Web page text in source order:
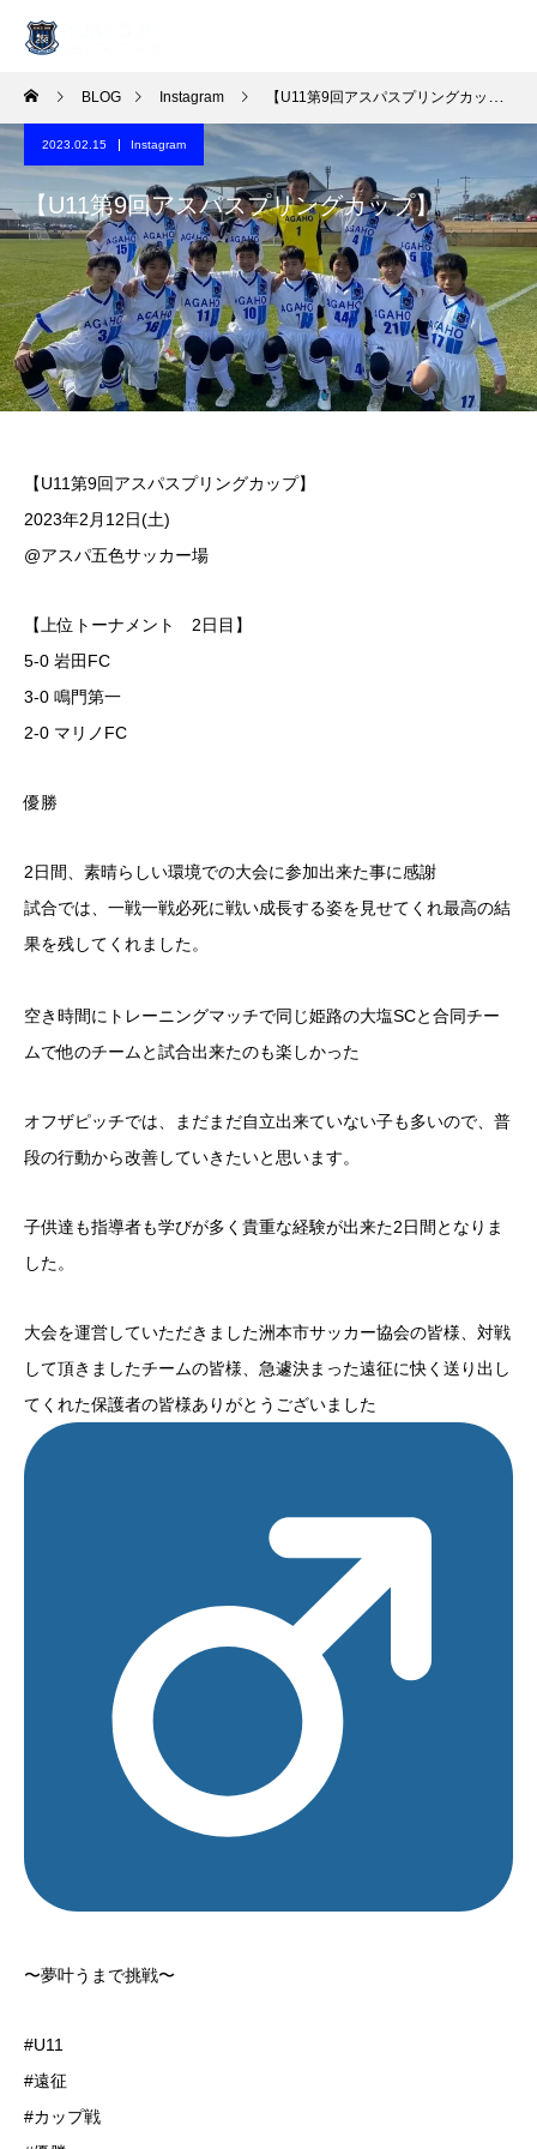
BLOG Instagram 【U11第9回アスパスプリングカップ】
2023.02.15 Instagram
【U11第9回アスパスプリングカップ】
【U11第9回アスパスプリングカップ】
️2023年2月12日(土)
@アスパ五色サッカー場
【上位トーナメント 2日目】
5-0 岩田FC
3-0 鳴門第一
2-0 マリノFC
優勝
2日間、素晴らしい環境での大会に参加出来た事に感謝
試合では、一戦一戦必死に戦い成長する姿を見せてくれ最高の結
果を残してくれました。
空き時間にトレーニングマッチで同じ姫路の大塩SCと合同チー
ムで他のチームと試合出来たのも楽しかった️
オフザピッチでは、まだまだ自立出来ていない子も多いので、普
段の行動から改善していきたいと思います。
子供達も指導者も学びが多く貴重な経験が出来た2日間となりま
した。
大会を運営していただきました洲本市サッカー協会の皆様、対戦
して頂きましたチームの皆様、急遽決まった遠征に快く送り出し
てくれた保護者の皆様ありがとうございました‍
〜夢叶うまで挑戦〜
⁡#U11
#遠征
#カップ戦